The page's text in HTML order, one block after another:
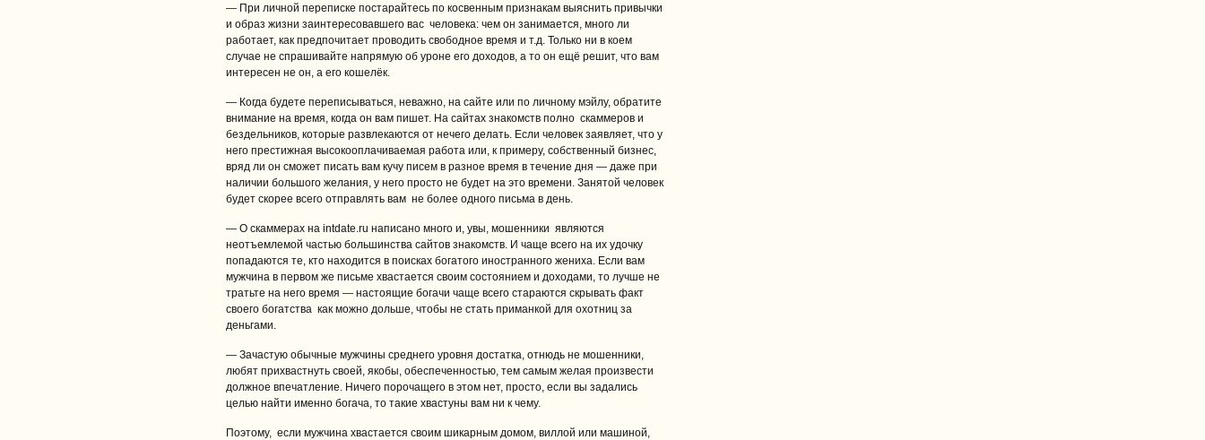
— При личной переписке постарайтесь по косвенным признакам выяснить привычки
и образ жизни заинтересовавшего вас человека: чем он занимается, много ли
работает, как предпочитает проводить свободное время и т.д. Только ни в коем
случае не спрашивайте напрямую об уроне его доходов, а то он ещё решит, что вам
интересен не он, а его кошелёк.
— Когда будете переписываться, неважно, на сайте или по личному мэйлу, обратите
внимание на время, когда он вам пишет. На сайтах знакомств полно скаммеров и
бездельников, которые развлекаются от нечего делать. Если человек заявляет, что у
него престижная высокооплачиваемая работа или, к примеру, собственный бизнес,
вряд ли он сможет писать вам кучу писем в разное время в течение дня — даже при
наличии большого желания, у него просто не будет на это времени. Занятой человек
будет скорее всего отправлять вам не более одного письма в день.
— О скаммерах на intdate.ru написано много и, увы, мошенники являются
неотъемлемой частью большинства сайтов знакомств. И чаще всего на их удочку
попадаются те, кто находится в поисках богатого иностранного жениха. Если вам
мужчина в первом же письме хвастается своим состоянием и доходами, то лучше не
тратьте на него время — настоящие богачи чаще всего стараются скрывать факт
своего богатства как можно дольше, чтобы не стать приманкой для охотниц за
деньгами.
— Зачастую обычные мужчины среднего уровня достатка, отнюдь не мошенники,
любят прихвастнуть своей, якобы, обеспеченностью, тем самым желая произвести
должное впечатление. Ничего порочащего в этом нет, просто, если вы задались
целью найти именно богача, то такие хвастуны вам ни к чему.
Поэтому, если мужчина хвастается своим шикарным домом, виллой или машиной,